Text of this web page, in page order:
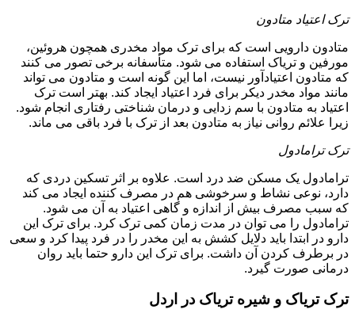
ترک اعتیاد متادون
متادون دارویی است که برای ترک مواد مخدری همچون هروئین،
مورفین و تریاک استفاده می شود. متأسفانه برخی تصور می کنند
که متادون اعتیادآور نیست، اما این گونه است و متادون می تواند
مانند مواد مخدر دیکر برای فرد اعتیاد ایجاد کند. بهتر است ترک
اعتیاد به متادون با سم زدایی و درمان شناختی رفتاری انجام شود.
زیرا علائم روانی نیاز به متادون بعد از ترک با فرد باقی می ماند.
ترک ترامادول
ترامادول یک مسکن ضد درد است. علاوه بر اثر تسکین دردی که
دارد، نوعی نشاط و سرخوشی هم در مصرف کننده ایجاد می کند
که سبب مصرف بیش از اندازه و گاهی اعتیاد به آن می شود.
ترامادول را می توان در مدت زمان کمی ترک کرد. برای ترک این
دارو در ابتدا باید دلایل کشش به این مخدر را در فرد پیدا کرد و سعی
در برطرف کردن آن داشت. برای ترک این دارو حتما باید روان
درمانی صورت گیرد.
ترک تریاک و شیره تریاک در اردل